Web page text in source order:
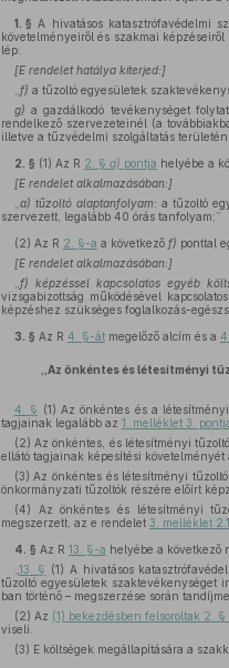
1. § A hivatásos katasztrófavédelmi
követelményeiről és szakmai képzéseiről
lép:
[E rendelet hatálya kiterjed:]
f) a tűzoltó egyesületek
g) a gazdálkodó tevékenységet
rendelkező szervezeteinél (a
illetve a tűzvédelmi szolgáltatás
2. § (1) Az R 2. § a) pontja helyébe a
[E rendelet alkalmazásában:]
a) tűzoltó alaptanfolyam: a tűzoltó
szervezett, legalább 40 órás tanfolyam;”
(2) Az R 2. §-a a következő f) ponttal
[E rendelet alkalmazásában:]
f) képzéssel kapcsolatos egyéb
vizsgabizottság működésével
képzéshez szükséges foglalkozás-
3. § Az R 4. §-átmegelőző alcím és a
„Az önkéntes és létesítményi
4. § (1) Az önkéntes és a
tagjainak legalább az 1. melléklet 3.
(2) Az önkéntes, és létesítményi
ellátó tagjainak képesítési követelményét
(3) Az önkéntes és létesítményi
önkormányzati tűzoltók részére előírt
(4) Az önkéntes és létesítményi
megszerzett, az e rendelet 3. melléklet
4. § Az R 13. §-a helyébe a következő
13. § (1) A hivatásos
tűzoltó egyesületek szaktevékenységet
ban történő – megszerzése során
(2) Az (1) bekezdésben felsoroltak 2. §
viseli.
(3) E költségek megállapítására a